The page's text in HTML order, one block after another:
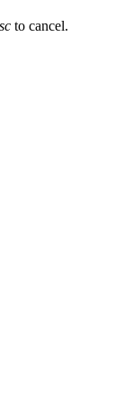
to cancel.